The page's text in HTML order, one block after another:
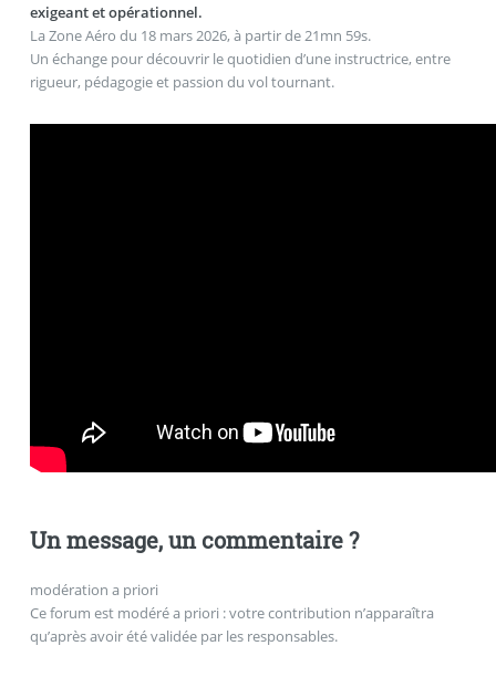
exigeant et opérationnel.
La Zone Aéro du 18 mars 2026, à partir de 21mn 59s.
Un échange pour découvrir le quotidien d’une instructrice, entre
rigueur, pédagogie et passion du vol tournant.
Un message, un commentaire ?
modération a priori
Ce forum est modéré a priori : votre contribution n’apparaîtra
qu’après avoir été validée par les responsables.